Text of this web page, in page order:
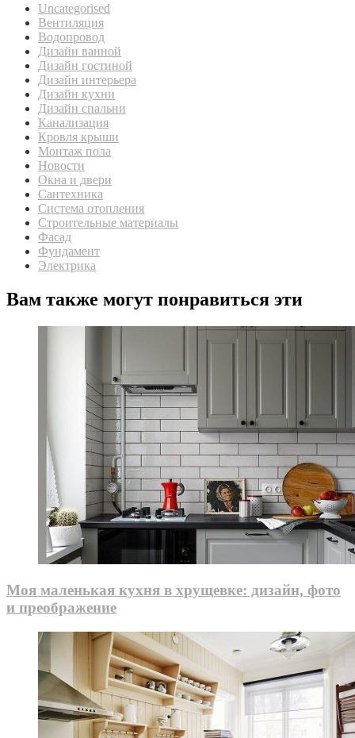
Uncategorised
Вентиляция
Водопровод
Дизайн ванной
Дизайн гостиной
Дизайн интерьера
Дизайн кухни
Дизайн спальни
Канализация
Кровля крыши
Монтаж пола
Новости
Окна и двери
Сантехника
Система отопления
Строительные материалы
Фасад
Фундамент
Электрика
Вам также могут понравиться эти
Моя маленькая кухня в хрущевке: дизайн, фото
и преображение